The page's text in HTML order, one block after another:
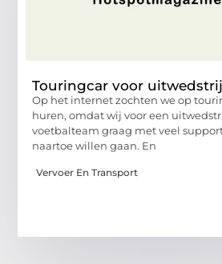
Touringcar voor
Op het internet zochten we op
huren, omdat wij voor een
voetbalteam graag met veel
naartoe willen gaan. En
Vervoer En Transport